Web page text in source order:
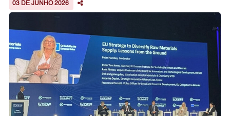
03 DE JUNHO 2026